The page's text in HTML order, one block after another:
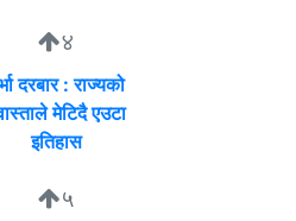
४
दरबार : राज्यको
मेटिदै एउटा
इतिहास
५